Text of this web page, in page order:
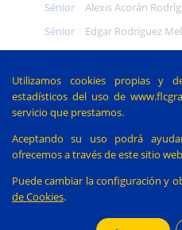
Sénior
Alexis Acorán
Sénior
Edgar Rodríguez
Sénior
Juan Carmelo
Sénior
Roberto Carlos
Sénior
Acoidán Abián Vega
Juvenil
Saúl Lozano
Juvenil
Adrián Monzón
Juvenil
Babacar Seck
Utilizamos cookies propias y
estadísticos del uso de
servicio que prestamos.
Aceptando su uso podrá
ofrecemos a través de este sitio
Puede cambiar la configuración y
de Cookies.